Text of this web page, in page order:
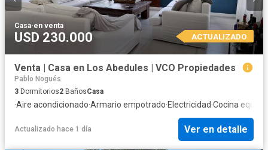
Casa·en venta
USD 230.000 ACTUALIZADO
Venta | Casa en Los Abedules | VCO Propiedades
Pablo Nogués
3 Dormitorios2 BañosCasa
·Aire acondicionado·Armario empotrado·Electricidad·Cocina
Actualizado hace 1 día Ver en detalle